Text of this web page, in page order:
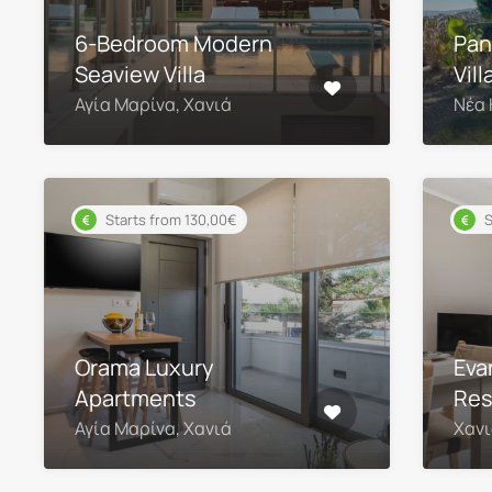
6-Bedroom Modern
Seaview Villa
Αγία Μαρίνα, Χανιά Νέα
Starts from 130,00€
Orama Luxury
Apartments
Αγία Μαρίνα, Χανιά